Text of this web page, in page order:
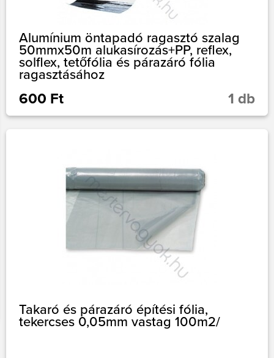
Alumínium öntapadó ragasztó szalag
50mmx50m alukasírozás+PP, reflex,
solflex, tetőfólia és párazáró fólia
ragasztásához
600 Ft 1 db
Takaró és párazáró építési fólia,
tekercses 0,05mm vastag 100m2/